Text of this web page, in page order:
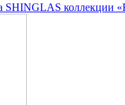
SHINGLAS коллекции